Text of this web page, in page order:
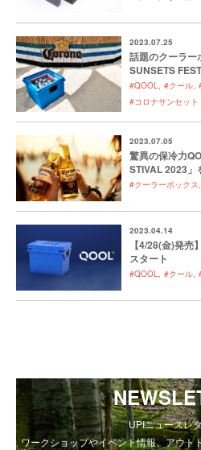
2023.07.25
話題のクーラー
SUNSETS
を発揮
#QOOL #クール
#コロナサンセット
2023.07.05
驚異の保冷力
STIVAL 2023」
ト決定
#クーラーボックス
2023.04.14
【4/28(金)発売
スタート
#QOOL #クール
UPIニュースレ
ワークショップやイベント情報、アウト